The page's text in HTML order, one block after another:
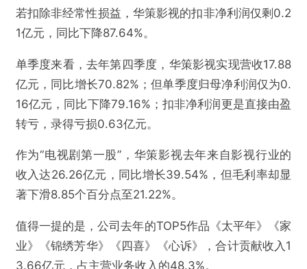
@雷达财经
欺诈 色情 诱导行为
不实信息 违法犯罪
提交
若扣除非经常性损益，华策影视的扣非净利润仅剩0.2
1亿元，同比下降87.64%。
单季度来看，去年第四季度，华策影视实现营收17.88
亿元，同比增长70.82%；但单季度归母净利润仅为0.
16亿元，同比下降79.16%；扣非净利润更是直接由盈
转亏，录得亏损0.63亿元。
作为“电视剧第一股”，华策影视去年来自影视行业的
收入达26.26亿元，同比增长39.54%，但毛利率却显
著下滑8.85个百分点至21.22%。
值得一提的是，公司去年的TOP5作品《太平年》《家
业》《锦绣芳华》《四喜》《心诉》，合计贡献收入1
3.66亿元，占主营业务收入的48.3%。